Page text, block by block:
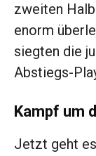
zweiten
enorm
siegten die
Abstiegs-
Kampf um
Jetzt geht